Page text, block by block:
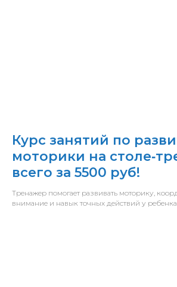
Курс занятий по
моторики на
всего за 5500 руб!
Тренажер помогает развивать моторику,
внимание и навык точных действий у